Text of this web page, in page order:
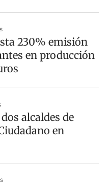
230% emisión
en producción
alcaldes de
en